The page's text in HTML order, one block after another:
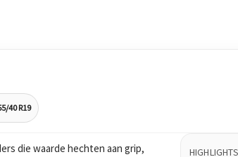
40 R19
die waarde hechten aan grip,
HIGHLIGHTS